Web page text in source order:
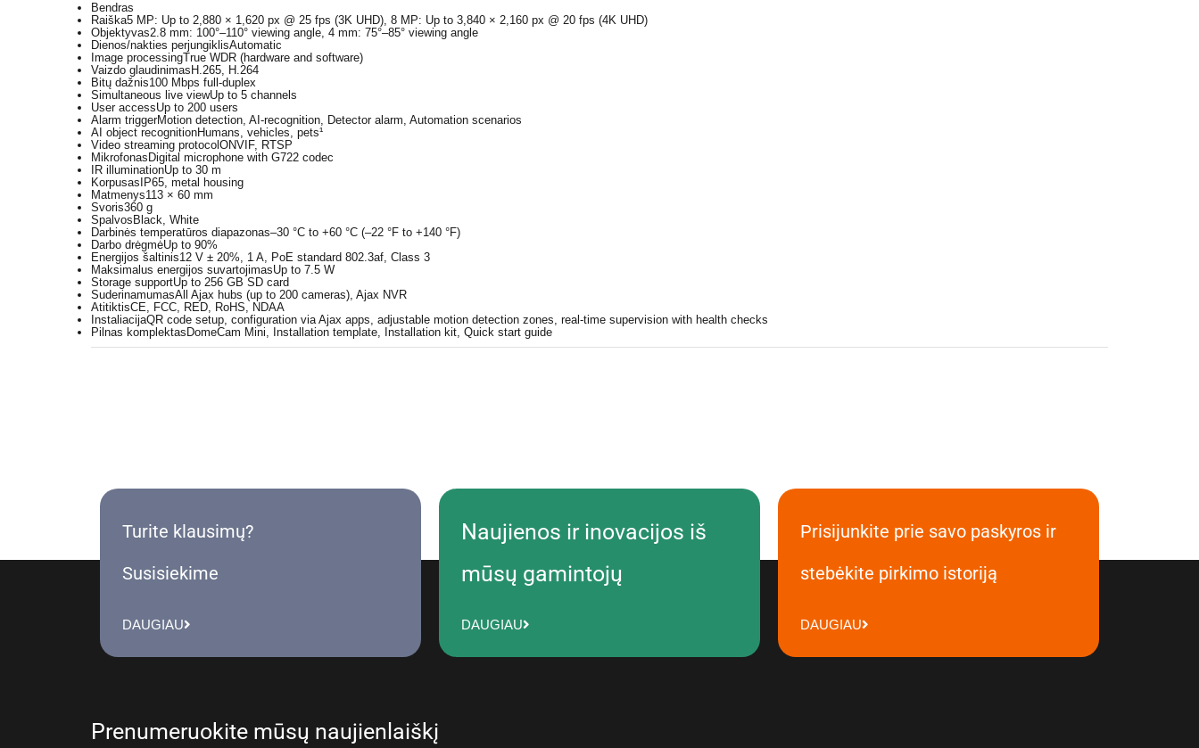
Bendras
Raiška5 MP: Up to 2,880 × 1,620 px @ 25 fps (3K UHD), 8 MP: Up to 3,840 × 2,160 px @ 20 fps (4K UHD)
Objektyvas2.8 mm: 100°–110° viewing angle, 4 mm: 75°–85° viewing angle
Dienos/nakties perjungiklisAutomatic
Image processingTrue WDR (hardware and software)
Vaizdo glaudinimas H.265, H.264
Bitų dažnis100 Mbps full-duplex
Simultaneous live viewUp to 5 channels
User accessUp to 200 users
Alarm triggerMotion detection, AI-recognition, Detector alarm, Automation scenarios
AI object recognitionHumans, vehicles, pets¹
Video streaming protocol ONVIF, RTSP
Mikrofonas Digital microphone with G722 codec
IR illuminationUp to 30 m
Korpusas IP65, metal housing
Matmenys113 × 60 mm
Svoris360 g
Spalvos Black, White
Darbinės temperatūros diapazonas–30 °C to +60 °C (–22 °F to +140 °F)
Darbo drėgmėUp to 90%
Energijos šaltinis12 V ± 20%, 1 A, PoE standard 802.3af, Class 3
Maksimalus energijos suvartojimasUp to 7.5 W
Storage supportUp to 256 GB SD card
SuderinamumasAll Ajax hubs (up to 200 cameras), Ajax NVR
AtitiktisCE, FCC, RED, RoHS, NDAA
InstaliacijaQR code setup, configuration via Ajax apps, adjustable motion detection zones, real-time supervision with health checks
Pilnas komplektas DomeCam Mini, Installation template, Installation kit, Quick start guide
Turite klausimų?
Susisiekime
DAUGIAU
Naujienos ir inovacijos iš
mūsų gamintojų
DAUGIAU
Prisijunkite prie savo paskyros ir
stebėkite pirkimo istoriją
DAUGIAU
Prenumeruokite mūsų naujienlaiškį